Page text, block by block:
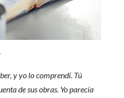
y yo lo comprendí. Tú
de sus obras. Yo parecía